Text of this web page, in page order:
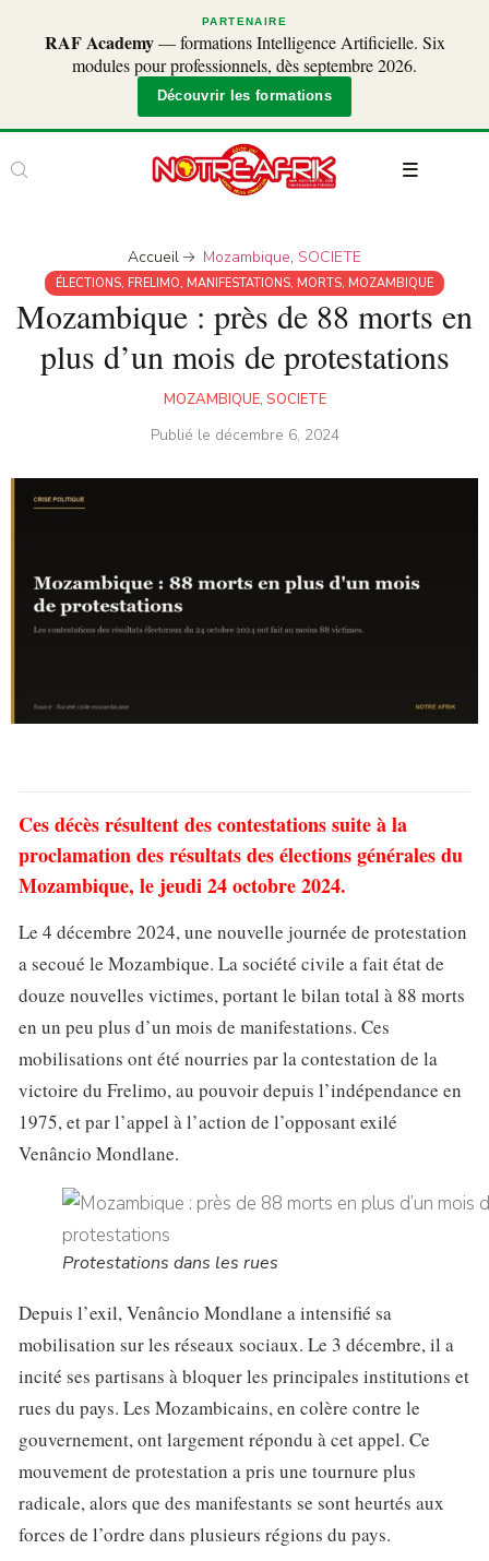
PARTENAIRE
RAF Academy— formations Intelligence Artificielle. Six
modules pour professionnels, dès septembre 2026.
Découvrir les formations
Accueil Mozambique, SOCIETE
ÉLECTIONS, FRELIMO, MANIFESTATIONS, MORTS, MOZAMBIQUE
Mozambique : près de 88 morts en
plus d’un mois de protestations
MOZAMBIQUE, SOCIETE
Publié le décembre 6, 2024
Ces décès résultent des contestations suite à la
proclamation des résultats des élections générales du
Mozambique, le jeudi 24 octobre 2024.
Le 4 décembre 2024, une nouvelle journée de protestation
a secoué le Mozambique. La société civile a fait état de
douze nouvelles victimes, portant le bilan total à 88 morts
en un peu plus d’un mois de manifestations. Ces
mobilisations ont été nourries par la contestation de la
victoire du Frelimo, au pouvoir depuis l’indépendance en
1975, et par l’appel à l’action de l’opposant exilé
Venâncio Mondlane.
Protestations dans les rues
Depuis l’exil, Venâncio Mondlane a intensifié sa
mobilisation sur les réseaux sociaux. Le 3 décembre, il a
incité ses partisans à bloquer les principales institutions et
rues du pays. Les Mozambicains, en colère contre le
gouvernement, ont largement répondu à cet appel. Ce
mouvement de protestation a pris une tournure plus
radicale, alors que des manifestants se sont heurtés aux
forces de l’ordre dans plusieurs régions du pays.